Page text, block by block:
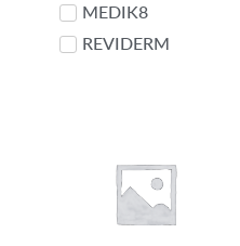
MEDIK8
REVIDERM